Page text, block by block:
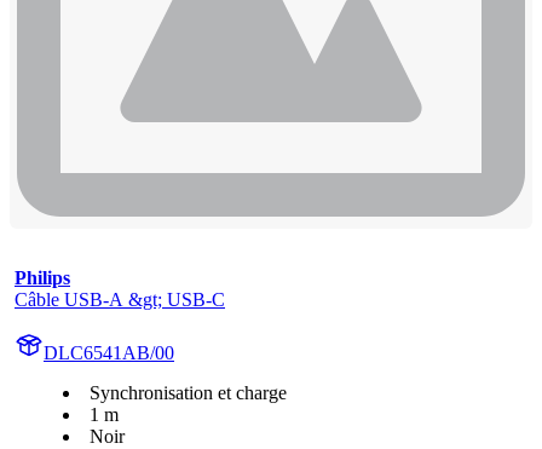
Philips
Câble USB-A &gt; USB-C
DLC6541AB/00
Synchronisation et charge
1 m
Noir